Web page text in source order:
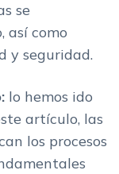
se
así como
y seguridad.
lo hemos ido
artículo, las
los procesos